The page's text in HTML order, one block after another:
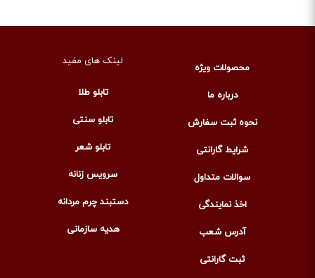
محصولات ویژه
درباره ما
نحوه ثبت سفارش
شرایط گارانتی
سوالات متداول
اخذ نمایندگی
آدرس شعب
ثبت گارانتی
لینک های مفید
تابلو طلا
تابلو سنتی
تابلو شعر
سرویس زنانه
دستبند چرم مردانه
هدیه سازمانی